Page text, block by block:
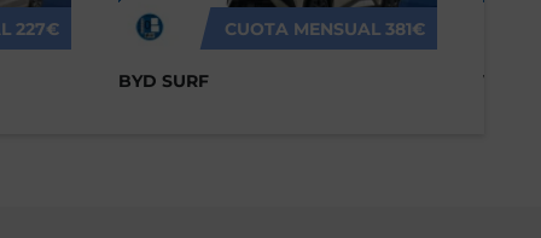
227€ CUOTA MENSUAL 381€
BYD SURF